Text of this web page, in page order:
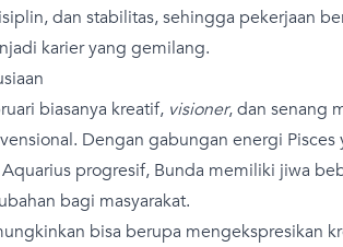
dan stabilitas, sehingga pekerjaan
karier yang gemilang.
biasanya kreatif, visioner, dan senang
Dengan gabungan energi Pisces
progresif, Bunda memiliki jiwa
bagi masyarakat.
bisa berupa mengekspresikan